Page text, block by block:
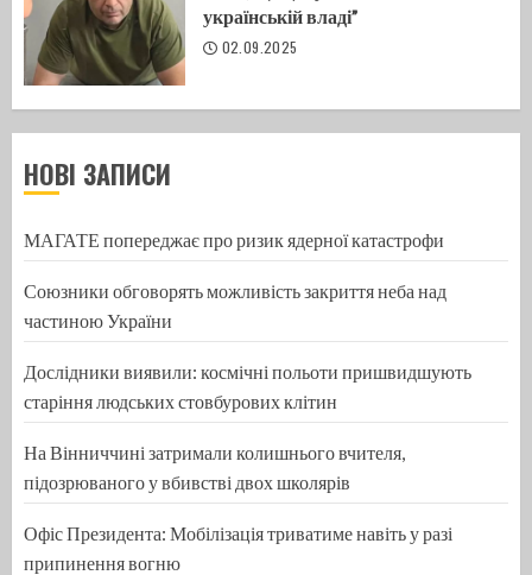
українській владі”
02.09.2025
НОВІ ЗАПИСИ
МАГАТЕ попереджає про ризик ядерної катастрофи
Союзники обговорять можливість закриття неба над
частиною України
Дослідники виявили: космічні польоти пришвидшують
старіння людських стовбурових клітин
На Вінниччині затримали колишнього вчителя,
підозрюваного у вбивстві двох школярів
Офіс Президента: Мобілізація триватиме навіть у разі
припинення вогню